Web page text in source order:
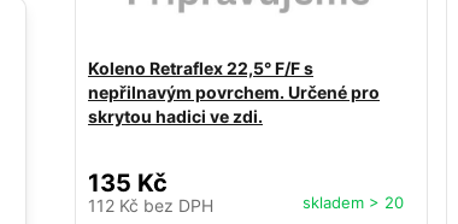
Koleno Retraflex 22,5° F/F s
nepřilnavým povrchem. Určené pro
skrytou hadici ve zdi.
135 Kč
112 Kč bez DPH skladem > 20